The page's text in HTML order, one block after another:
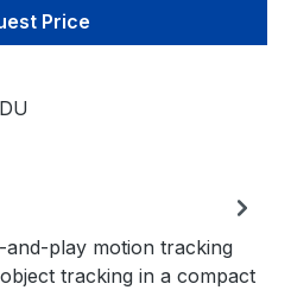
Price
play motion tracking
tracking in a compact